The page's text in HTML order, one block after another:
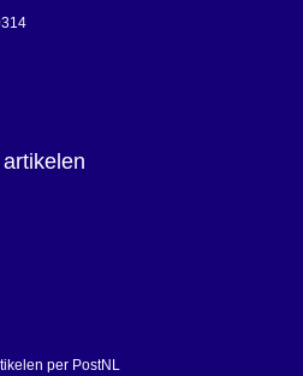
per PostNL